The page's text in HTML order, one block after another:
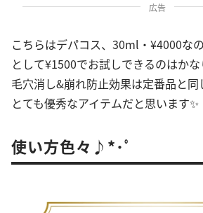
広告
こちらはデパコス、30ml・¥4000な
として¥1500でお試しできるのはかな
毛穴消し&崩れ防止効果は定番品と
とても優秀なアイテムだと思います✨
使い方色々♪*･ﾟ